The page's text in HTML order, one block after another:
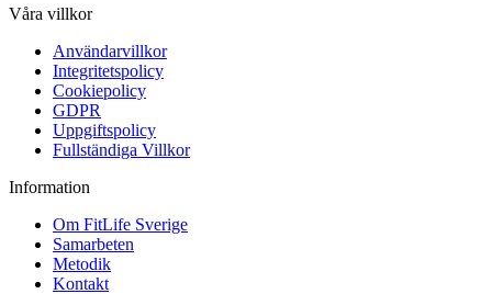
Våra villkor
Användarvillkor
Integritetspolicy
Cookiepolicy
GDPR
Uppgiftspolicy
Fullständiga Villkor
Information
Om FitLife Sverige
Samarbeten
Metodik
Kontakt